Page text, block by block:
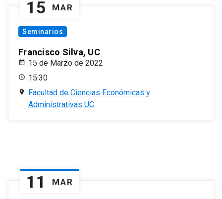
15 MAR
Seminarios
Francisco Silva, UC
15 de Marzo de 2022
15:30
Facultad de Ciencias Económicas y
Administrativas UC
11 MAR